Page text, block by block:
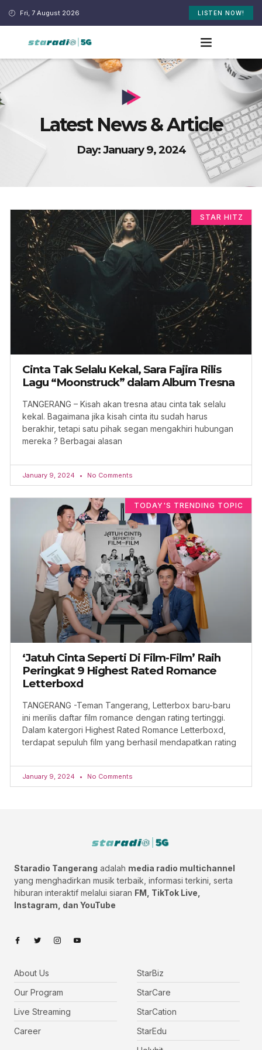
Fri, 7 August 2026 LISTEN NOW!
Latest News & Article
Day: January 9, 2024
STAR HITZ
Cinta Tak Selalu Kekal, Sara Fajira Rilis
Lagu “Moonstruck” dalam Album Tresna
TANGERANG – Kisah akan tresna atau cinta tak selalu
kekal. Bagaimana jika kisah cinta itu sudah harus
berakhir, tetapi satu pihak segan mengakhiri hubungan
mereka ? Berbagai alasan
January 9, 2024 No Comments
TODAY'S TRENDING TOPIC
‘Jatuh Cinta Seperti Di Film-Film’ Raih
Peringkat 9 Highest Rated Romance
Letterboxd
TANGERANG -Teman Tangerang, Letterbox baru-baru
ini merilis daftar film romance dengan rating tertinggi.
Dalam katergori Highest Rated Romance Letterboxd,
terdapat sepuluh film yang berhasil mendapatkan rating
January 9, 2024 No Comments
Staradio Tangerang adalah media radio multichannel
yang menghadirkan musik terbaik, informasi terkini, serta
hiburan interaktif melalui siaran FM, TikTok Live,
Instagram, dan YouTube
About Us
Our Program
Live Streaming
Career
StarBiz
StarCare
StarCation
StarEdu